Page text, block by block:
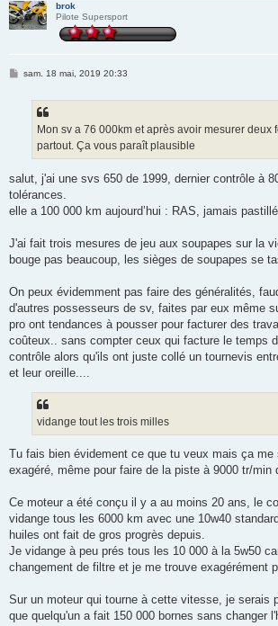
brok
Pilote Supersport
Msam. 18 mai, 2019 20:33
Mon sv a 76 000km et après avoir mesurer deux
partout. Ça vous paraît plausible
salut, j'ai une svs 650 de 1999, dernier contrôle à
tolérances.
elle a 100 000 km aujourd’hui : RAS, jamais
J'ai fait trois mesures de jeu aux soupapes sur la
bouge pas beaucoup, les sièges de soupapes se
On peux évidemment pas faire des généralités,
d'autres possesseurs de sv, faites par eux même
pro ont tendances à pousser pour facturer des
coûteux.. sans compter ceux qui facture le temps
contrôle alors qu'ils ont juste collé un tournevis
et leur oreille....
vidange tout les trois milles
Tu fais bien évidement ce que tu veux mais ça me
exagéré, même pour faire de la piste à 9000 tr/min
Ce moteur a été conçu il y a au moins 20 ans, le
vidange tous les 6000 km avec une 10w40
huiles ont fait de gros progrès depuis.
Je vidange à peu prés tous les 10 000 à la 5w50
changement de filtre et je me trouve exagérément
Sur un moteur qui tourne à cette vitesse, je serais
que quelqu'un a fait 150 000 bornes sans changer